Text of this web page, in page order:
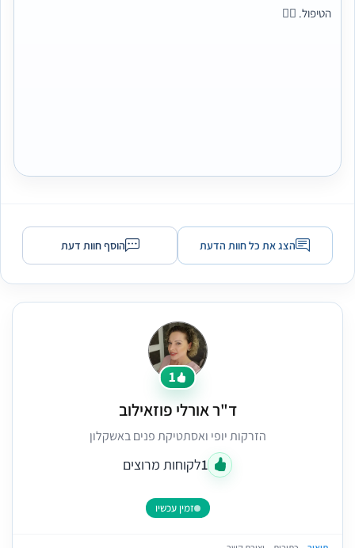
הטיפול. 👩‍⚕️
הצג את כל חוות הדעת הוסף חוות דעת
1
ד"ר אורלי פוזאילוב
הזרקות יופי ואסתטיקת פנים באשקלון
1לקוחות מרוצים
זמין עכשיו